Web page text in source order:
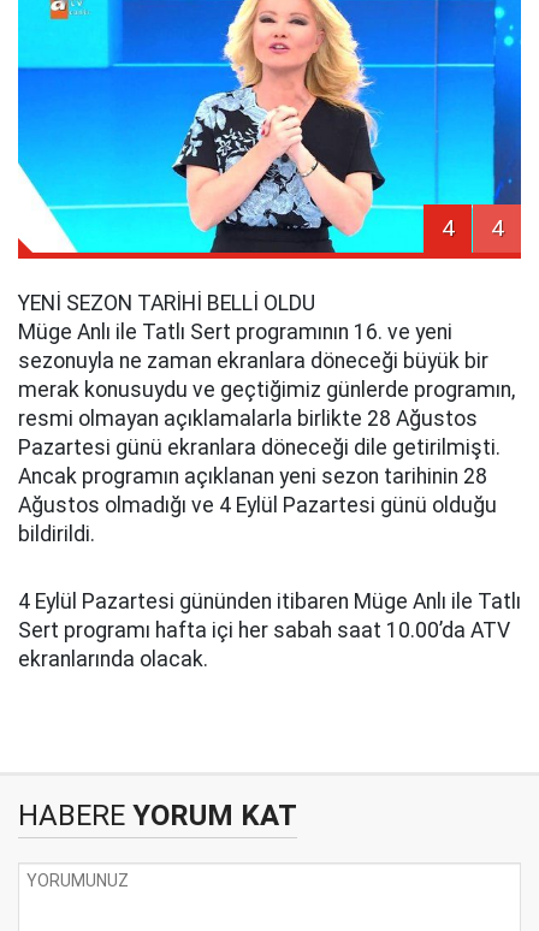
4 4
YENİ SEZON TARİHİ BELLİ OLDU
Müge Anlı ile Tatlı Sert programının 16. ve yeni
sezonuyla ne zaman ekranlara döneceği büyük bir
merak konusuydu ve geçtiğimiz günlerde programın,
resmi olmayan açıklamalarla birlikte 28 Ağustos
Pazartesi günü ekranlara döneceği dile getirilmişti.
Ancak programın açıklanan yeni sezon tarihinin 28
Ağustos olmadığı ve 4 Eylül Pazartesi günü olduğu
bildirildi.
4 Eylül Pazartesi gününden itibaren Müge Anlı ile Tatlı
Sert programı hafta içi her sabah saat 10.00’da ATV
ekranlarında olacak.
HABERE YORUM KAT